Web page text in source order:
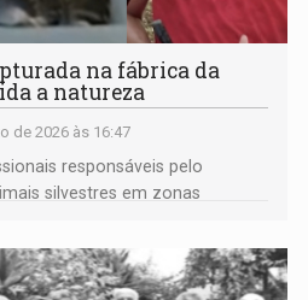
na fábrica da
a natureza
de 2026 às 16:47
responsáveis pelo
silvestres em zonas